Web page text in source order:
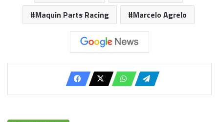
Maquin Parts Racing
Marcelo Agrelo